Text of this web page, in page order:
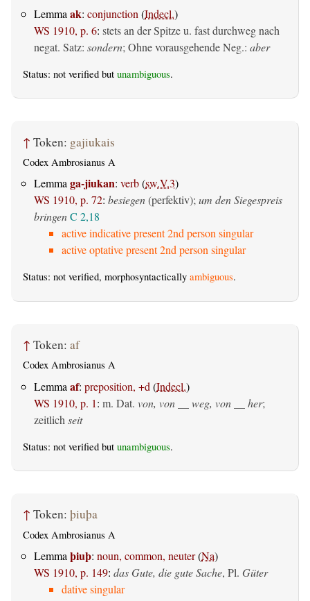
Lemma ak: conjunction (Indecl.)
WS 1910, p. 6: stets an der Spitze u. fast durchweg nach
negat. Satz: sondern; Ohne vorausgehende Neg.: aber
Status: not verified but unambiguous.
↑ Token: gajiukais
Codex Ambrosianus A
Lemmaga-jiukan: verb(sw.V.3)
WS 1910, p. 72: besiegen(perfektiv);um den Siegespreis
bringenC 2,18
active indicative present 2nd person singular
active optative present 2nd person singular
Status: not verified, morphosyntactically ambiguous.
↑ Token: af
Codex Ambrosianus A
Lemma af: preposition, +d (Indecl.)
WS 1910, p. 1: m. Dat. von, von __ weg, von __ her;
zeitlich seit
Status: not verified but unambiguous.
↑ Token: þiuþa
Codex Ambrosianus A
Lemma þiuþ: noun, common, neuter(Na)
WS 1910, p. 149: das Gute, die gute Sache, Pl. Güter
dative singular